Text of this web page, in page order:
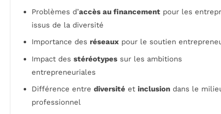
Problèmes d’accès au financement pour les
issus de la diversité
Importance des réseaux pour le soutien
Impact des stéréotypes sur les ambitions
entrepreneuriales
Différence entre diversité et inclusion dans le
professionnel